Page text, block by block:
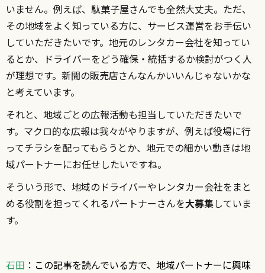
いません。例えば、駄菓子屋さんでも全然大丈夫。ただ、
その地域をよく知っている方に、サービス運営をお手伝い
していただきたいです。地元のレンタカー会社を知ってい
るとか、ドライバーをどう確保・統括するか検討がつく人
が理想です。新聞の販売店さんなんかいいんじゃないかな
と考えています。
それと、地域ごとの広報活動も担当していただきたいで
す。マクロ的な広報は我々がやりますが、例えば役場に行
ってチラシを配ってもらうとか、地元での細かい動きは地
域パートナーにお任せしたいですね。
そういう形で、地域のドライバーやレンタカー会社をまと
める役割を担ってくれるパートナーさんを大募集していま
す。
石田 ：この記事を読んでいる方で、地域パートナーに興味